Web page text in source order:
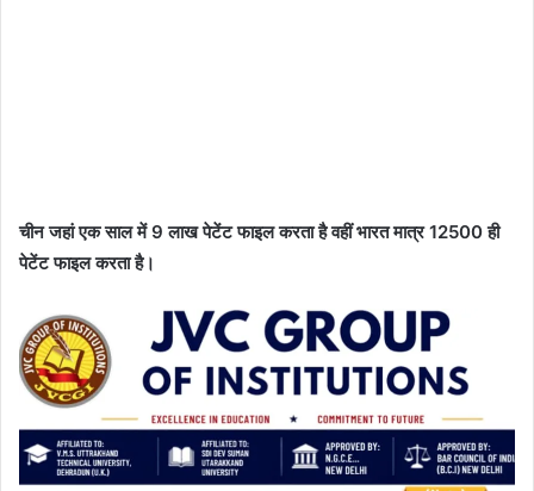
चीन जहां एक साल में 9 लाख पेटेंट फाइल करता है वहीं भारत मात्र 12500 ही
पेटेंट फाइल करता है।